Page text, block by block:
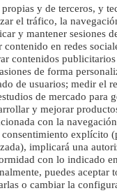
papillera, asustada tiene
| 6.7.2025
Política de
Cláusula de
de interés
y de terceros, y
el tráfico, la
y mantener sesiones
en redes
contenidos
de forma
de usuarios; medir el
de mercado para
y mejorar
con la
consentimiento explícito
implicará una
con lo indicado
puedes aceptar
o cambiar la